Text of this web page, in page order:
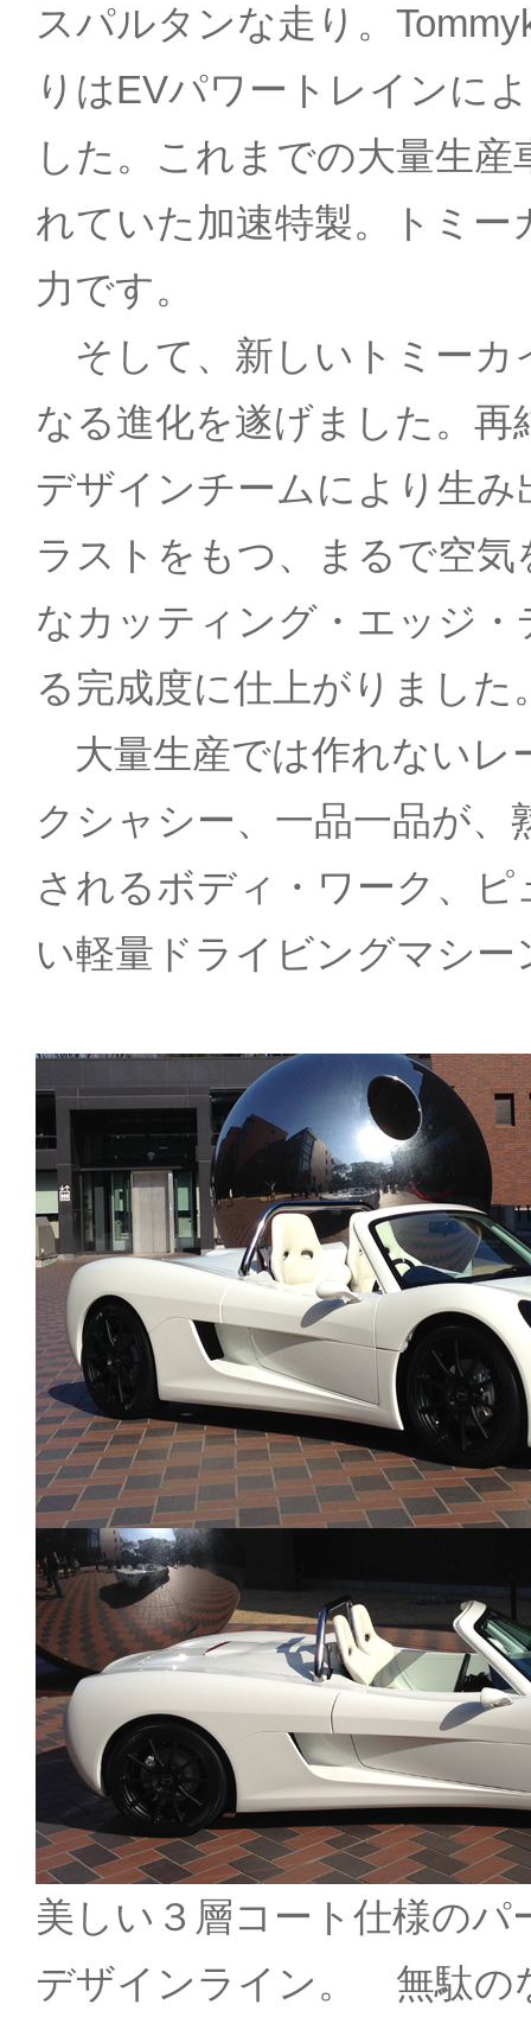
スパルタンな走り。
りはEVパワートレインに
した。これまでの大量生
れていた加速特製。トミ
力です。
そして、新しいトミーカ
なる進化を遂げました。
デザインチームにより生
ラストをもつ、まるで空
なカッティング・エッジ
る完成度に仕上がりました
大量生産では作れないレ
クシャシー、一品一品が
されるボディ・ワーク、
い軽量ドライビングマシ
美しい３層コート仕様の
デザインライン。 無駄の